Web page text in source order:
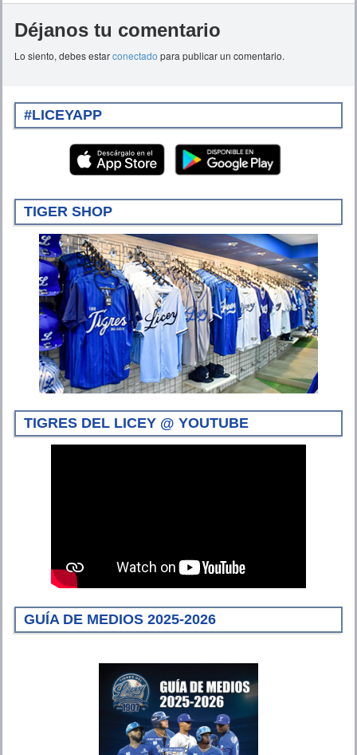
Déjanos tu comentario
Lo siento, debes estarconectado para publicar un comentario.
#LICEYAPP
TIGER SHOP
TIGRES DEL LICEY @ YOUTUBE
GUÍA DE MEDIOS 2025-2026